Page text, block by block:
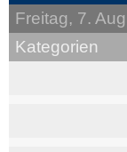
Freitag, 7.
Kategorien